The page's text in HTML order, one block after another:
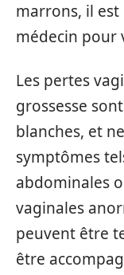
marrons, il
médecin pour
Les pertes
grossesse
blanches, et
symptômes
abdominales
vaginales
peuvent être
être